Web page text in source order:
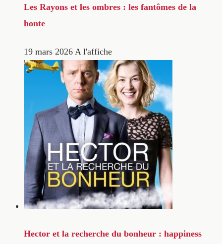
Les Rayons et les ombres : les fantômes de la
honte
19 mars 2026 A l'affiche
Hector et la recherche du bonheur : happiness